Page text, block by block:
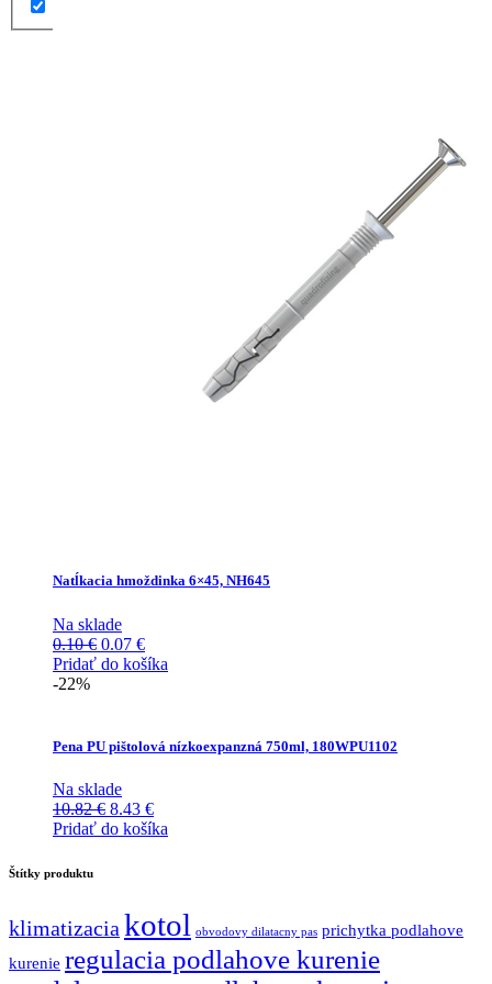
Natĺkacia hmoždinka 6×45, NH645
Na sklade
0.10€ Pôvodná
cena
0.07 €Aktuálna
cena
Pridať do košíka
-22%
Pena PU pištolová nízkoexpanzná 750ml, 180WPU1102
Na sklade
10.82€ Pôvodná
cena
8.43 €Aktuálna
cena
Pridať do košíka
Štítky produktu
klimatizacia kotol obvodovy dilatacny pas prichytka podlahove
kurenie regulacia podlahove kurenie